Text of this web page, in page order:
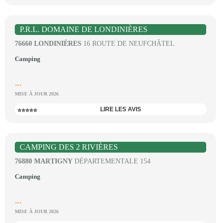
P.R.L. DOMAINE DE LONDINIÈRES
76660 LONDINIÈRES 16 ROUTE DE NEUFCHÂTEL
Camping
...
MISE À JOUR 2026
⭐⭐⭐⭐⭐ LIRE LES AVIS
CAMPING DES 2 RIVIÈRES
76880 MARTIGNY DÉPARTEMENTALE 154
Camping
...
MISE À JOUR 2026